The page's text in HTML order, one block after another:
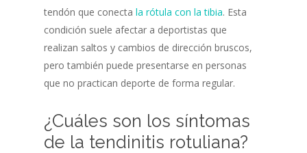
tendón que conectala rótula con la tibia. Esta
condición suele afectar a deportistas que
realizan saltos y cambios de dirección bruscos,
pero también puede presentarse en personas
que no practican deporte de forma regular.
¿Cuáles son los síntomas
de la tendinitis rotuliana?